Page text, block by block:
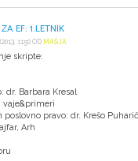
EF: 1.LETNIK
11:50 OD MASJA
skripte:
dr. Barbara Kresal
vaje&primeri
poslovno pravo: dr. Krešo Puharič
Arh